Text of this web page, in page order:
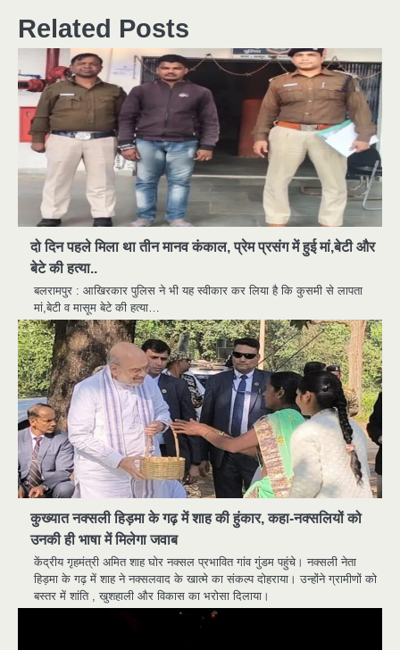
Related Posts
दो दिन पहले मिला था तीन मानव कंकाल, प्रेम प्रसंग में हुई मां,बेटी और
बेटे की हत्या..
बलरामपुर : आखिरकार पुलिस ने भी यह स्वीकार कर लिया है कि कुसमी से लापता
मां,बेटी व मासूम बेटे की हत्या…
कुख्यात नक्सली हिड़मा के गढ़ में शाह की हुंकार, कहा-नक्सलियों को
उनकी ही भाषा में मिलेगा जवाब
केंद्रीय गृहमंत्री अमित शाह घोर नक्सल प्रभावित गांव गुंडम पहुंचे। नक्सली नेता
हिड़मा के गढ़ में शाह ने नक्सलवाद के खात्मे का संकल्प दोहराया। उन्होंने ग्रामीणों को
बस्तर में शांति , खुशहाली और विकास का भरोसा दिलाया।